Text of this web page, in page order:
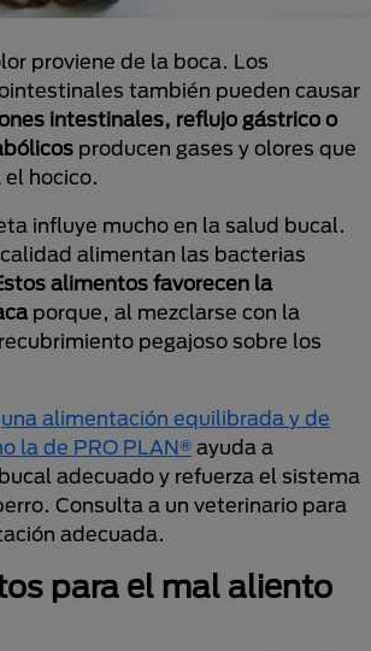
proviene de la boca. Los
también pueden causar
intestinales, reflujo gástrico o
producen gases y olores que
hocico.
influye mucho en la salud bucal.
alimentan las bacterias
alimentos favorecen la
porque, al mezclarse con la
pegajoso sobre los
una alimentación equilibrada y de
la de PRO PLAN® ayuda a
adecuado y refuerza el sistema
Consulta a un veterinario para
adecuada.
para el mal aliento